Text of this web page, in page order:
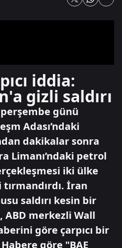
iddia:
gizli saldırı
günü
Adası’ndaki
dakikalar sonra
Limanı’ndaki petrol
iki ülke
İran
saldırı kesin bir
ABD merkezli Wall
göre çarpıcı bir
göre "BAE